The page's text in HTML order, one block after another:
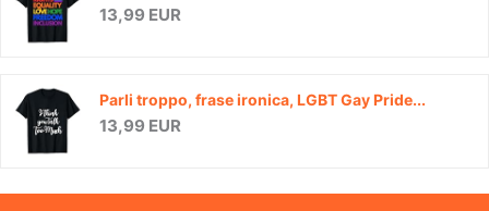
13,99 EUR
Parli troppo, frase ironica, LGBT Gay Pride...
13,99 EUR